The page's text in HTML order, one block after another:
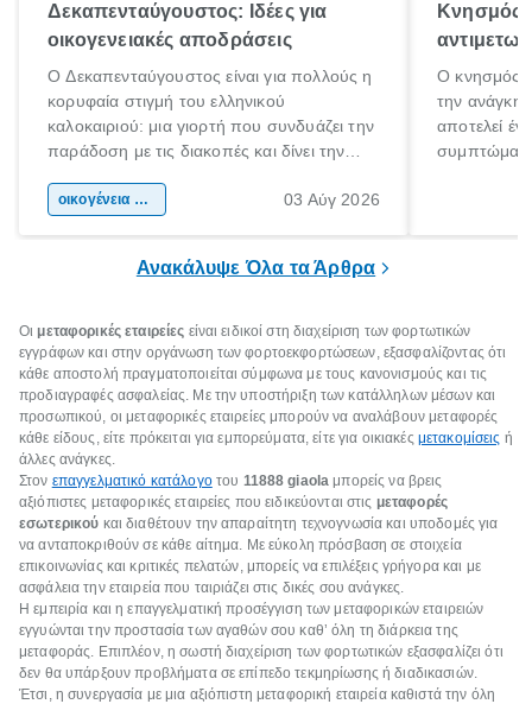
Δεκαπενταύγουστος: Ιδέες για
οικογενειακές αποδράσεις
Ο Δεκαπενταύγουστος είναι για πολλούς η
κορυφαία στιγμή του ελληνικού
καλοκαιριού: μια γιορτή που συνδυάζει την
παράδοση με τις διακοπές και δίνει την
χώρας. Είτε πρόκειται για λίγες μέρες
οικογένεια & παιδί 03 Αύγ 2026
Κνησμός:
Ο κνησμός
την ανάγκη
αποτελεί
Ανακάλυψε Όλα τα Άρθρα
Οι μεταφορικές εταιρείες είναι ειδικοί στη διαχείριση των φορτωτικών
εγγράφων και στην οργάνωση των φορτοεκφορτώσεων, εξασφαλίζοντας ότι
κάθε αποστολή πραγματοποιείται σύμφωνα με τους κανονισμούς και τις
προδιαγραφές ασφαλείας. Με την υποστήριξη των κατάλληλων μέσων και
προσωπικού, οι μεταφορικές εταιρείες μπορούν να αναλάβουν μεταφορές
κάθε είδους, είτε πρόκειται για εμπορεύματα, είτε για οικιακές μετακομίσεις ή
άλλες ανάγκες.
Στον επαγγελματικό κατάλογοτου 11888 giaola μπορείς να βρεις
αξιόπιστες μεταφορικές εταιρείες που ειδικεύονται στις μεταφορές
εσωτερικού και διαθέτουν την απαραίτητη τεχνογνωσία και υποδομές για
να ανταποκριθούν σε κάθε αίτημα. Με εύκολη πρόσβαση σε στοιχεία
επικοινωνίας και κριτικές πελατών, μπορείς να επιλέξεις γρήγορα και με
ασφάλεια την εταιρεία που ταιριάζει στις δικές σου ανάγκες.
Η εμπειρία και η επαγγελματική προσέγγιση των μεταφορικών εταιρειών
εγγυώνται την προστασία των αγαθών σου καθ’ όλη τη διάρκεια της
μεταφοράς. Επιπλέον, η σωστή διαχείριση των φορτωτικών εξασφαλίζει ότι
δεν θα υπάρξουν προβλήματα σε επίπεδο τεκμηρίωσης ή διαδικασιών.
Έτσι, η συνεργασία με μια αξιόπιστη μεταφορική εταιρεία καθιστά την όλη